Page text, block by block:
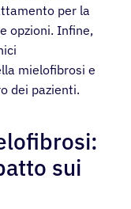
per la
opzioni. Infine,
mielofibrosi e
dei pazienti.
sui